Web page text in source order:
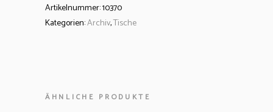
Artikelnummer:10370
Kategorien:Archiv,Tische
ÄHNLICHE PRODUKTE